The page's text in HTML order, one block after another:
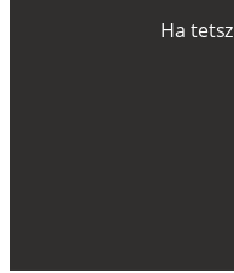
Ha tetsz